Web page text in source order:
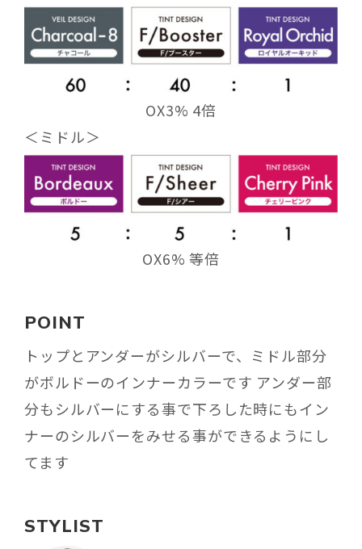
OX3% 4倍
＜ ミドル＞
OX6% 等倍
POINT
トップとアンダーがシルバーで、ミドル部分
がボルドーのインナーカラーです アンダー部
分もシルバーにする事で下ろした時にもイン
ナーのシルバーをみせる事ができるようにし
てます
STYLIST